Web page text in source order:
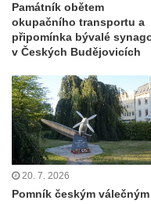
Pamětní deska Josefa
biskupské rezidenci v
Budějovicích
Socha žáby u rybníčku
Kamenném Újezdě
Pamětní kámen
Újezd a Krauchthal v
Kamenném Újezdě
Památník obětem
okupačního transportu a
připomínka bývalé
v Českých Budějovicích
20. 7. 2026
Pomník českým válečným